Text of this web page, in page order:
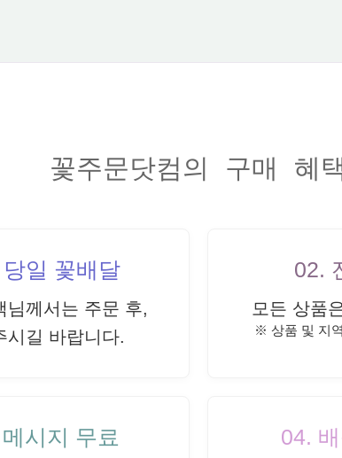
꽃주문닷컴의 구매 혜
일 꽃배달
님께서는 주문 후,
시길 바랍니다.
02.
모든 상품
※ 상품 및 지
시지 무료 04.